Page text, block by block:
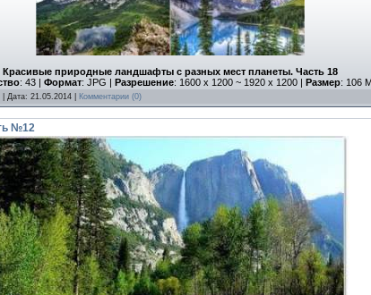
Красивые природные ландшафты с разных мест планеты. Часть 18
: 43 | Формат: JPG | Разрешение: 1600 x 1200 ~ 1920 x 1200 | Размер: 106
| Дата: 21.05.2014 Комментарии (0)
№12